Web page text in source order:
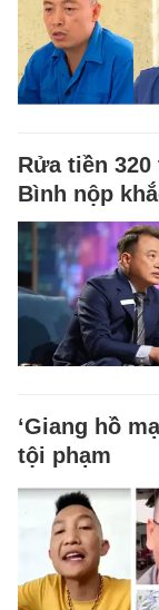
Rửa tiền
Bình nộp
‘Giang hồ
tội phạm